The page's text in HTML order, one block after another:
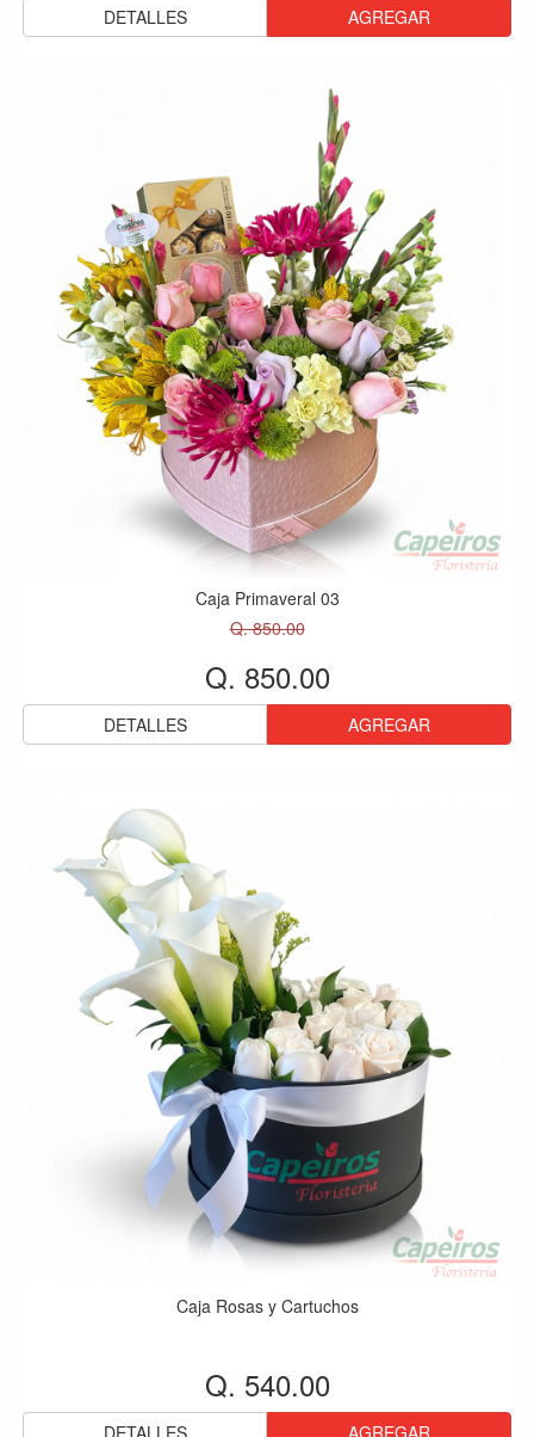
DETALLES AGREGAR
Caja Primaveral 03
Q. 850.00
Q. 850.00
DETALLES AGREGAR
Caja Rosas y Cartuchos
Q. 540.00